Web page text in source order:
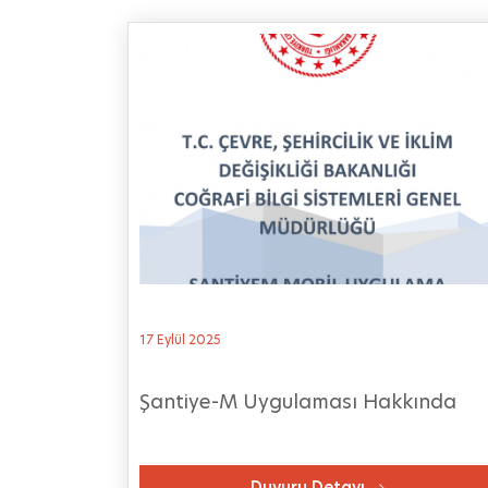
17 Eylül 2025
Şantiye-M Uygulaması Hakkında